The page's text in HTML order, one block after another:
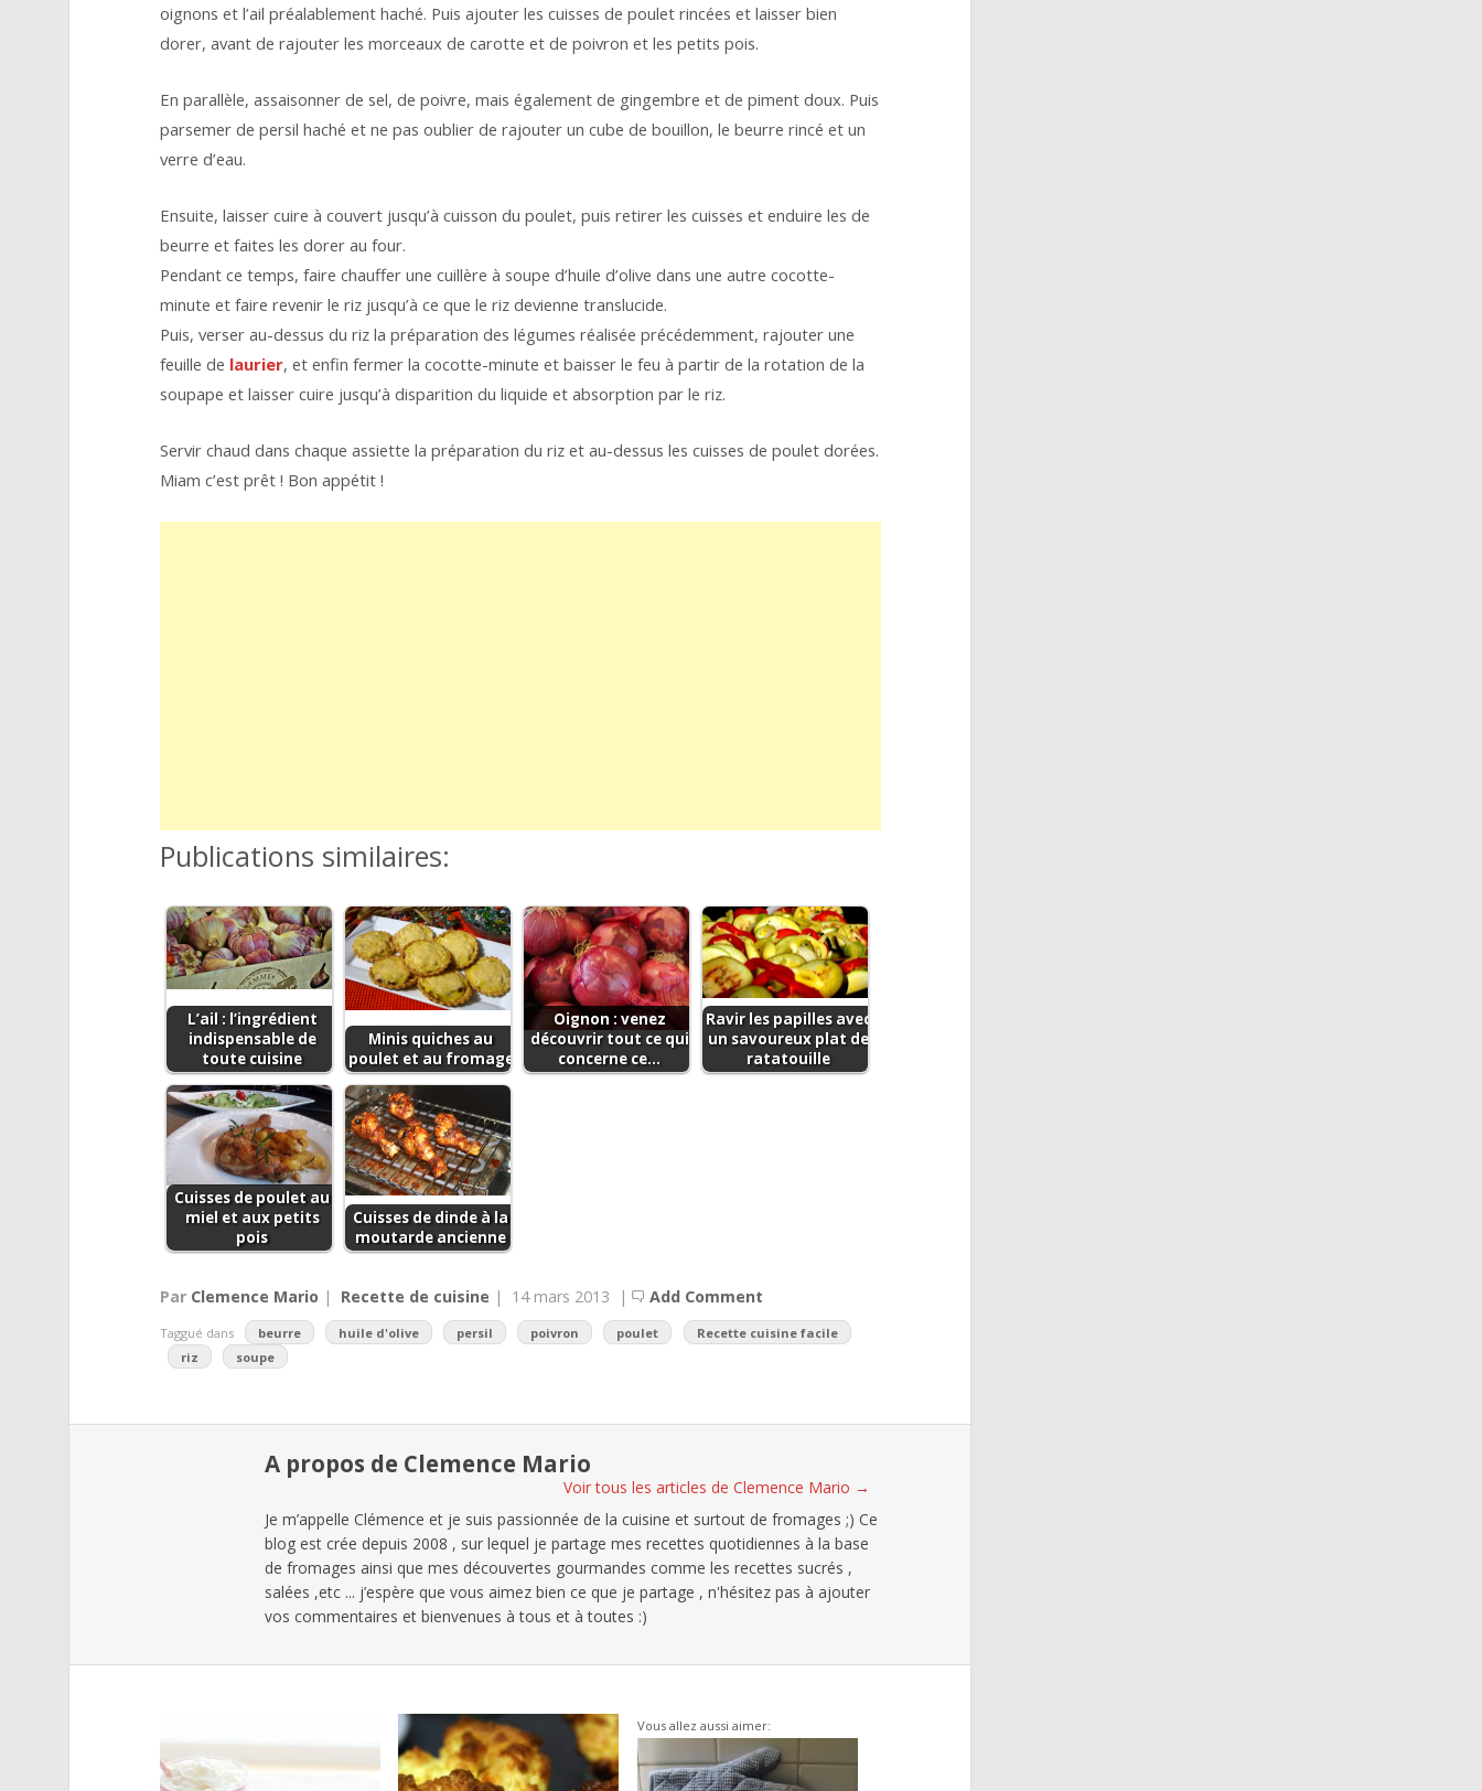
oignons et l’ail préalablement haché. Puis ajouter les cuisses de poulet rincées et laisser bien
dorer, avant de rajouter les morceaux de carotte et de poivron et les petits pois.
En parallèle, assaisonner de sel, de poivre, mais également de gingembre et de piment doux. Puis
parsemer de persil haché et ne pas oublier de rajouter un cube de bouillon, le beurre rincé et un
verre d’eau.
Ensuite, laisser cuire à couvert jusqu’à cuisson du poulet, puis retirer les cuisses et enduire les de
beurre et faites les dorer au four.
Pendant ce temps, faire chauffer une cuillère à soupe d’huile d’olive dans une autre cocotte-
minute et faire revenir le riz jusqu’à ce que le riz devienne translucide.
Puis, verser au-dessus du riz la préparation des légumes réalisée précédemment, rajouter une
feuille de laurier, et enfin fermer la cocotte-minute et baisser le feu à partir de la rotation de la
soupape et laisser cuire jusqu’à disparition du liquide et absorption par le riz.
Servir chaud dans chaque assiette la préparation du riz et au-dessus les cuisses de poulet dorées.
Miam c’est prêt ! Bon appétit !
Publications similaires:
L’ail : l’ingrédient
indispensable de
toute cuisine
Minis quiches au
poulet et au fromage
Oignon : venez
découvrir tout ce qui
concerne ce…
Ravir les papilles avec
un savoureux plat de
ratatouille
Cuisses de poulet au
miel et aux petits
pois
Cuisses de dinde à la
moutarde ancienne
Par Clemence Mario | Recette de cuisine | 14 mars 2013 | Add Comment
Taggué dans beurre huile d'olive persil poivron poulet
Recette cuisine facile
riz
soupe
A propos de Clemence Mario
Voir tous les articles de Clemence Mario →
Je m’appelle Clémence et je suis passionnée de la cuisine et surtout de fromages ;) Ce
blog est crée depuis 2008 , sur lequel je partage mes recettes quotidiennes à la base
de fromages ainsi que mes découvertes gourmandes comme les recettes sucrés ,
salées ,etc ... j’espère que vous aimez bien ce que je partage , n'hésitez pas à ajouter
vos commentaires et bienvenues à tous et à toutes :)
Vous allez aussi aimer: